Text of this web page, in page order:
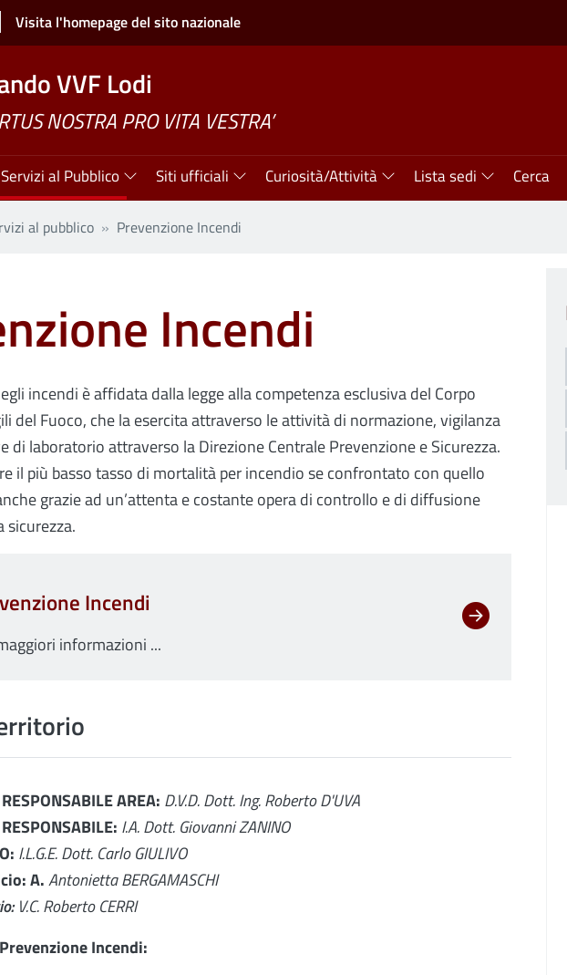
Visita l'homepage del sito nazionale
VVF Lodi
NOSTRA PRO VITA VESTRA’
Servizi al Pubblico Siti ufficiali Curiosità/Attività Lista sedi Cerca
al pubblico Prevenzione Incendi
Incendi
incendi è affidata dalla legge alla competenza esclusiva del Corpo
del Fuoco, che la esercita attraverso le attività di normazione, vigilanza
di laboratorio attraverso la Direzione Centrale Prevenzione e Sicurezza.
il più basso tasso di mortalità per incendio se confrontato con quello
grazie ad un’attenta e costante opera di controllo e di diffusione
sicurezza.
Incendi
informazioni ...
AREA: D.V.D. Dott. Ing. Roberto D'UVA
I.A. Dott. Giovanni ZANINO
I.L.G.E. Dott. Carlo GIULIVO
A.Antonietta BERGAMASCHI
V.C. Roberto CERRI
Incendi: